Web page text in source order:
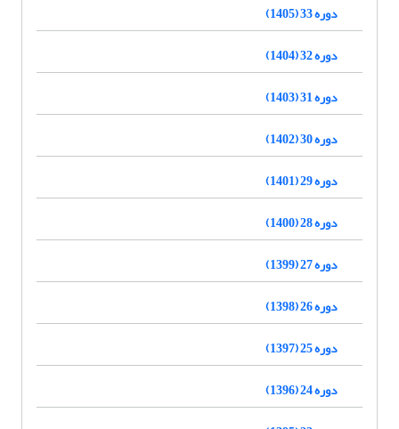
دوره 33 (1405)
دوره 32 (1404)
دوره 31 (1403)
دوره 30 (1402)
دوره 29 (1401)
دوره 28 (1400)
دوره 27 (1399)
دوره 26 (1398)
دوره 25 (1397)
دوره 24 (1396)